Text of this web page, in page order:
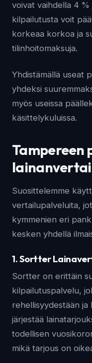
voivat vaihdella 4 %
kilpailutusta voit
korkeaa korkoa ja
tilinhoitomaksuja.
Yhdistämällä useat
yhdeksi
myös useissa
käsittelykuluissa.
Tampereen
Suosittelemme
vertailupalveluita,
kymmenien eri
kesken yhdellä
1. Sortter
Sortter on erittäin
kilpailutuspalvelu,
rehellisyydestään
järjestää
todellisen
mikä tarjous on